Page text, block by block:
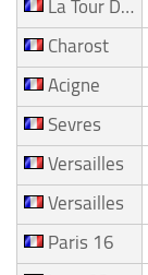
Charost
Acigne
Sevres
Versailles
Versailles
Paris 16